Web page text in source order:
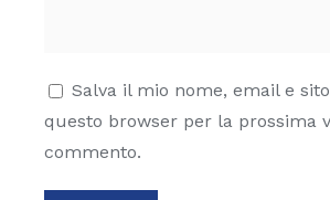
Salva il mio nome, email e
questo browser per la prossima
commento.